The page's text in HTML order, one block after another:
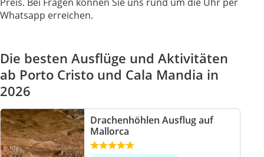
Whatsapp erreichen.
Die besten Ausflüge und Aktivitäten
ab Porto Cristo und Cala Mandia in
2026
Drachenhöhlen Ausflug auf
Mallorca